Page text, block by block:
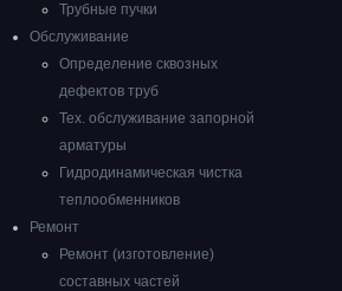
Трубные пучки
Обслуживание
Определение сквозных
дефектов труб
Тех. обслуживание запорной
арматуры
Гидродинамическая чистка
теплообменников
Ремонт
Ремонт (изготовление)
составных частей